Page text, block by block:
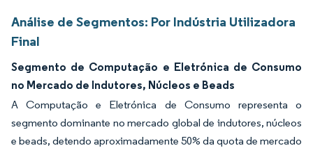
Análise de Segmentos: Por Indústria Utilizadora
Final
Segmento de Computação e Eletrónica de Consumo
no Mercado de Indutores, Núcleos e Beads
A Computação e Eletrónica de Consumo representa o
segmento dominante no mercado global de indutores, núcleos
e beads, detendo aproximadamente 50% da quota de mercado